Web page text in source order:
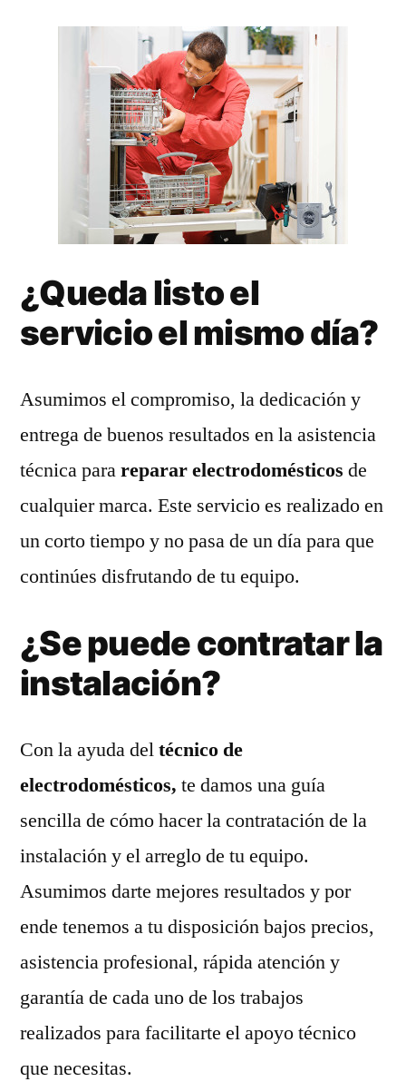
¿Queda listo el
servicio el mismo día?
Asumimos el compromiso, la dedicación y
entrega de buenos resultados en la asistencia
técnica parareparar electrodomésticos de
cualquier marca. Este servicio es realizado en
un corto tiempo y no pasa de un día para que
continúes disfrutando de tu equipo.
¿Se puede contratar la
instalación?
Con la ayuda deltécnico de
electrodomésticos, te damos una guía
sencilla de cómo hacer la contratación de la
instalación y el arreglo de tu equipo.
Asumimos darte mejores resultados y por
ende tenemos a tu disposición bajos precios,
asistencia profesional, rápida atención y
garantía de cada uno de los trabajos
realizados para facilitarte el apoyo técnico
que necesitas.